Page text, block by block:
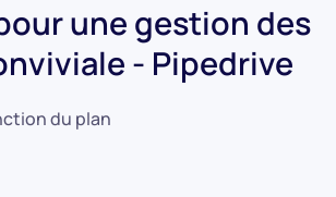
une gestion des
- Pipedrive
du plan